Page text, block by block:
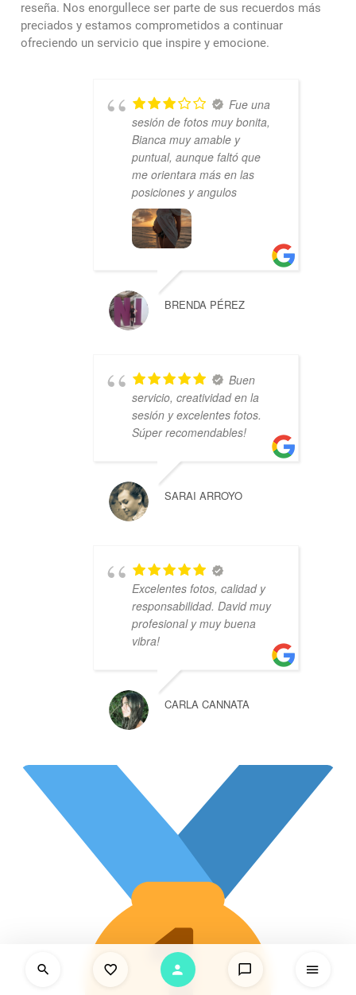
reseña. Nos enorgullece ser parte de sus recuerdos más
preciados y estamos comprometidos a continuar
ofreciendo un servicio que inspire y emocione.
Fue una
sesión de fotos muy bonita,
Bianca muy amable y
puntual, aunque faltó que
me orientara más en las
posiciones y angulos
BRENDA PÉREZ
Buen
servicio, creatividad en la
sesión y excelentes fotos.
Súper recomendables!
SARAI ARROYO
Excelentes fotos, calidad y
responsabilidad. David muy
profesional y muy buena
vibra!
CARLA CANNATA